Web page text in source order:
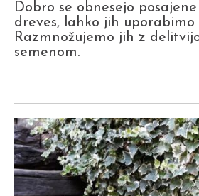
Dobro se obnesejo
dreves, lahko jih uporabimo
Razmnožujemo jih z
semenom.